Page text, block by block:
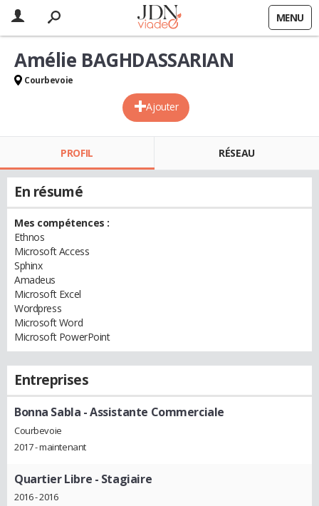
MENU
Ajouter
Amélie BAGHDASSARIAN
Courbevoie
PROFIL RÉSEAU
En résumé
Mes compétences :
Ethnos
Microsoft Access
Sphinx
Amadeus
Microsoft Excel
Wordpress
Microsoft Word
Microsoft PowerPoint
Entreprises
Bonna Sabla - Assistante Commerciale
Courbevoie
2017 - maintenant
Quartier Libre - Stagiaire
2016 - 2016